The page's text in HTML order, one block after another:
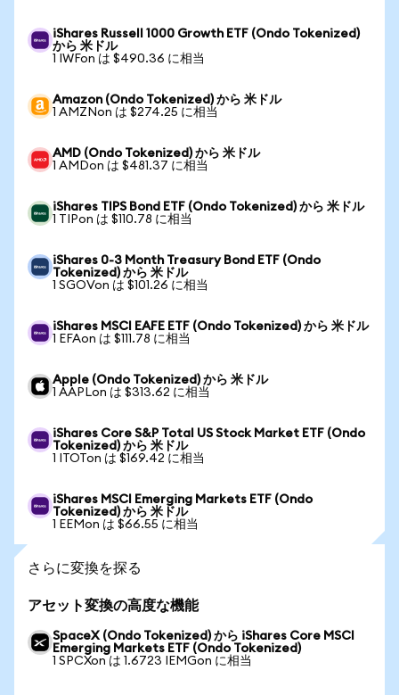
iShares Russell 1000 Growth ETF (Ondo Tokenized)
から 米ドル
1 IWFon は $490.36 に相当
Amazon (Ondo Tokenized) から 米ドル
1 AMZNon は $274.25 に相当
AMD (Ondo Tokenized) から 米ドル
1 AMDon は $481.37 に相当
iShares TIPS Bond ETF (Ondo Tokenized) から 米ドル
1 TIPon は $110.78 に相当
iShares 0-3 Month Treasury Bond ETF (Ondo
Tokenized) から 米ドル
1 SGOVon は $101.26 に相当
iShares MSCI EAFE ETF (Ondo Tokenized) から 米ドル
1 EFAon は $111.78 に相当
Apple (Ondo Tokenized) から 米ドル
1 AAPLon は $313.62 に相当
iShares Core S&P Total US Stock Market ETF (Ondo
Tokenized) から 米ドル
1 ITOTon は $169.42 に相当
iShares MSCI Emerging Markets ETF (Ondo
Tokenized) から 米ドル
1 EEMon は $66.55 に相当
さらに変換を探る
アセット変換の高度な機能
SpaceX (Ondo Tokenized) から iShares Core MSCI
Emerging Markets ETF (Ondo Tokenized)
1 SPCXon は 1.6723 IEMGon に相当